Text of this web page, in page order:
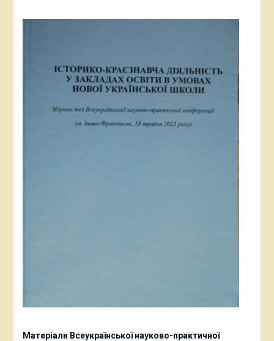
Матеріали Всеукраїнської науково-практичної